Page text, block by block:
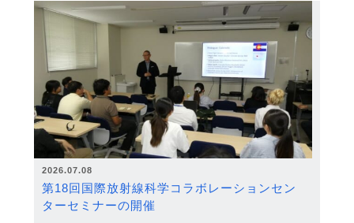
2026.07.08
第18回国際放射線科学コラボレーションセン
ターセミナーの開催